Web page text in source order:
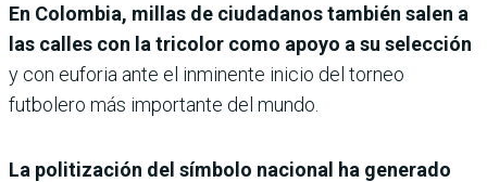
En Colombia, millas de ciudadanos también salen a
las calles con la tricolor como apoyo a su selección
y con euforia ante el inminente inicio del torneo
futbolero más importante del mundo.
La politización del símbolo nacional ha generado